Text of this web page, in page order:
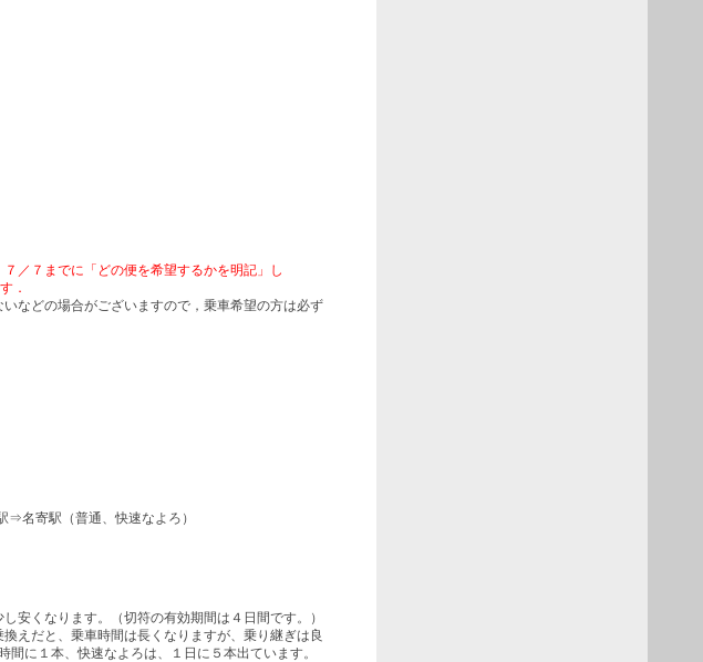
／７までに「どの便を希望するかを明記」し
．
などの場合がございますので，乗車希望の方は必ず
⇒名寄駅（普通、快速なよろ）
安くなります。（切符の有効期間は４日間です。）
えだと、乗車時間は長くなりますが、乗り継ぎは良
に１本、快速なよろは、１日に５本出ています。